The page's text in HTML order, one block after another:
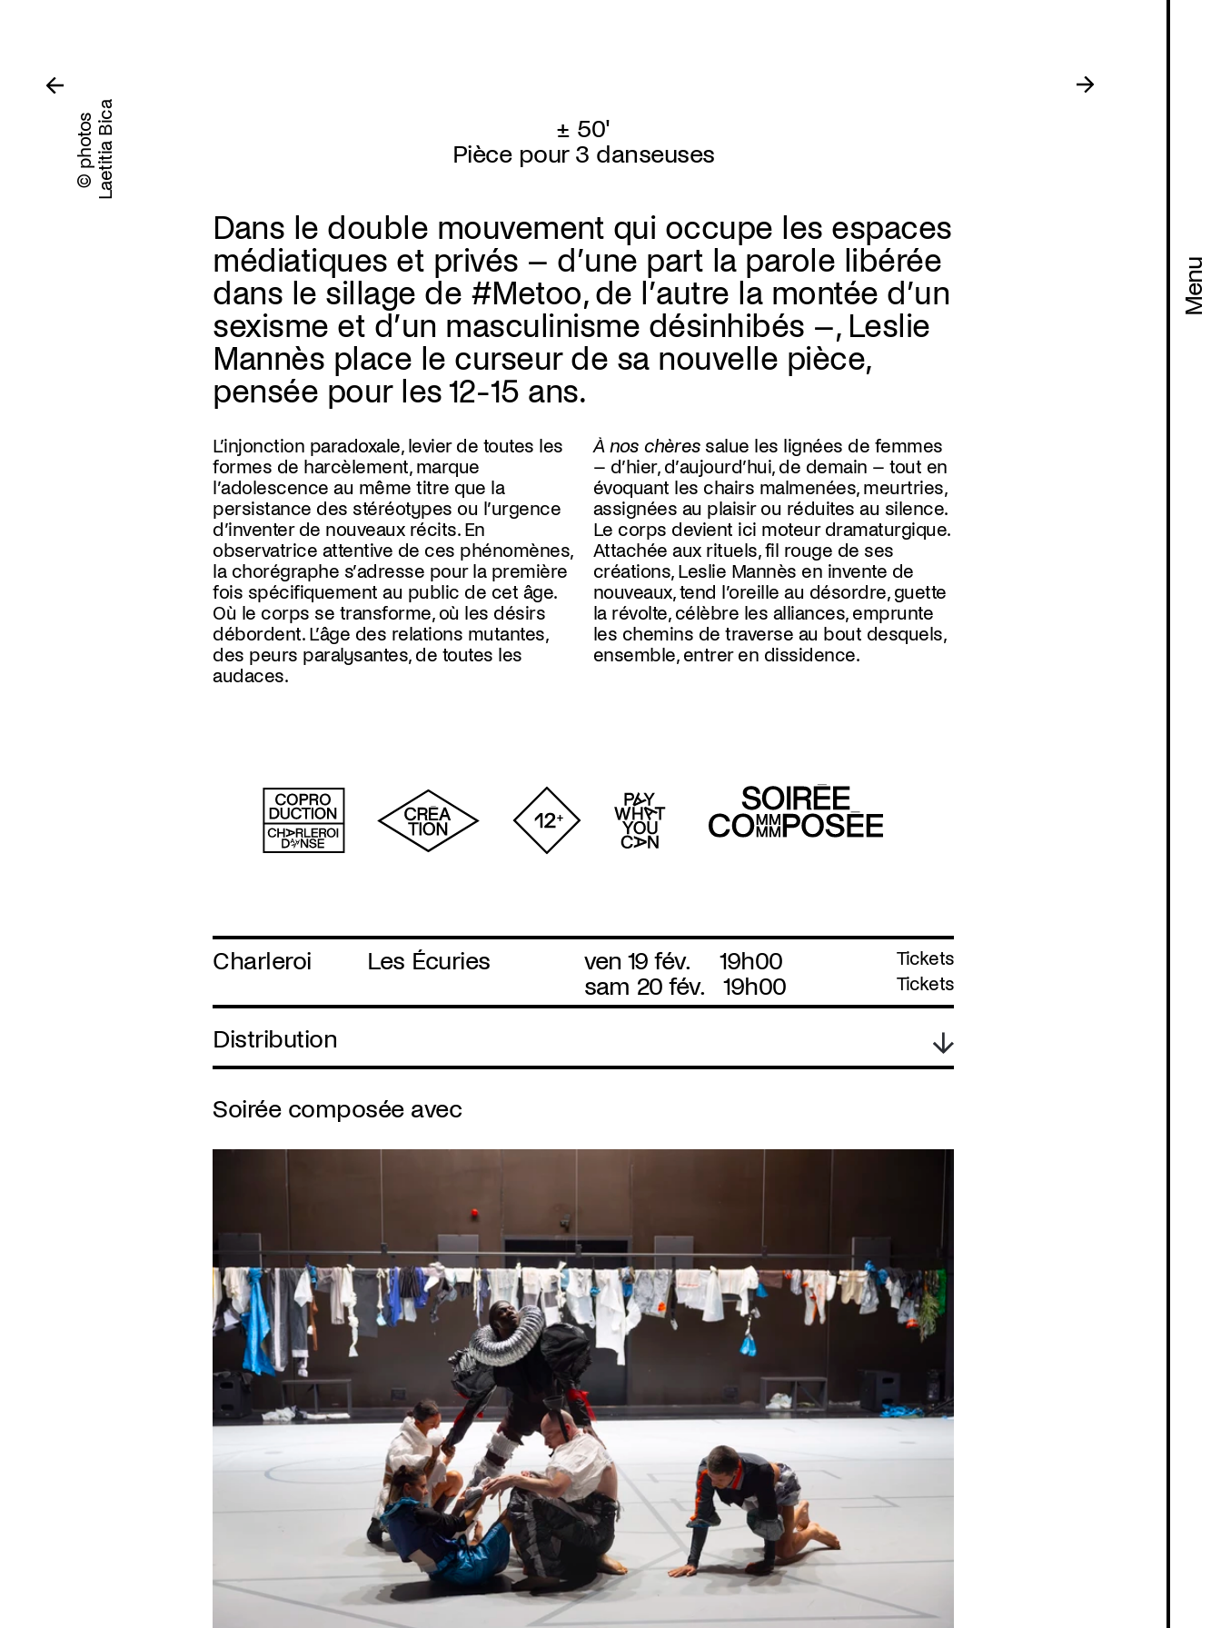
Menu
© photosLaetitia Bica
± 50'
Pièce pour 3 danseuses
Dans le double mouvement qui occupe les espaces
médiatiques et privés – d’une part la parole libérée
dans le sillage de #Metoo, de l’autre la montée d’un
sexisme et d’un masculinisme désinhibés –, Leslie
Mannès place le curseur de sa nouvelle pièce,
pensée pour les 12-15 ans.
L’injonction paradoxale, levier de toutes les
formes de harcèlement, marque
l’adolescence au même titre que la
persistance des stéréotypes ou l’urgence
d’inventer de nouveaux récits. En
observatrice attentive de ces phénomènes,
la chorégraphe s’adresse pour la première
fois spécifiquement au public de cet âge.
Où le corps se transforme, où les désirs
débordent. L’âge des relations mutantes,
des peurs paralysantes, de toutes les
audaces.
À nos chèressalue les lignées de femmes
– d’hier, d’aujourd’hui, de demain – tout en
évoquant les chairs malmenées, meurtries,
assignées au plaisir ou réduites au silence.
Le corps devient ici moteur dramaturgique.
Attachée aux rituels, fil rouge de ses
créations, Leslie Mannès en invente de
nouveaux, tend l’oreille au désordre, guette
la révolte, célèbre les alliances, emprunte
les chemins de traverse au bout desquels,
ensemble, entrer en dissidence.
Charleroi Les Écuries ven 19 fév. 19h00 Tickets
sam 20 fév. 19h00 Tickets
Distribution
Soirée composée avec